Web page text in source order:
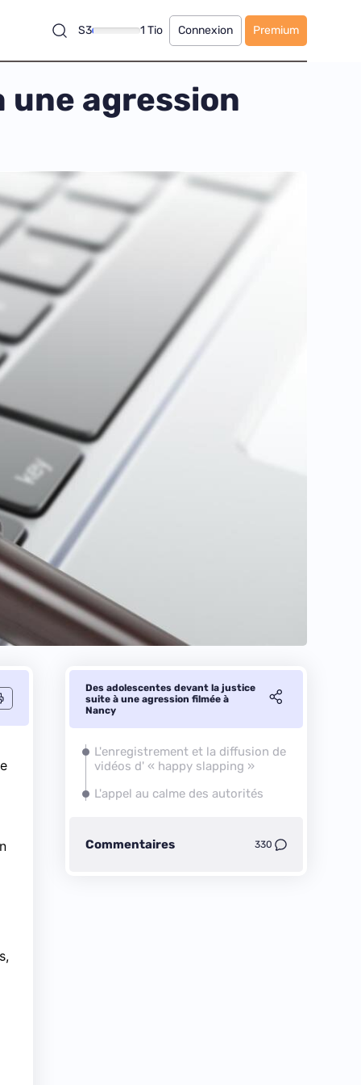
S3 1 Tio Connexion Premium
une agression
Des adolescentes devant la justice
suite à une agression filmée à
Nancy
L'enregistrement et la diffusion de
vidéos d' « happy slapping »
L'appel au calme des autorités
Commentaires 330